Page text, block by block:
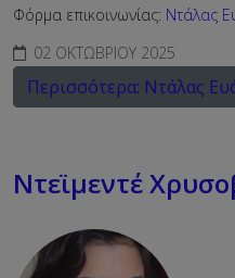
Φόρμα επικοινωνίας: Ντάλας
02 ΟΚΤΩΒΡΊΟΥ 2025
Περισσότερα: Ντάλας
Ντεϊμεντέ